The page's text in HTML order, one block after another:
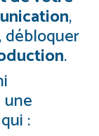
,
débloquer
.
: